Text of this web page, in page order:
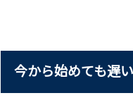
今から始めても遅